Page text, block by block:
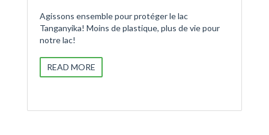
Agissons ensemble pour protéger le lac
Tanganyika! Moins de plastique, plus de vie pour
notre lac!
READ MORE